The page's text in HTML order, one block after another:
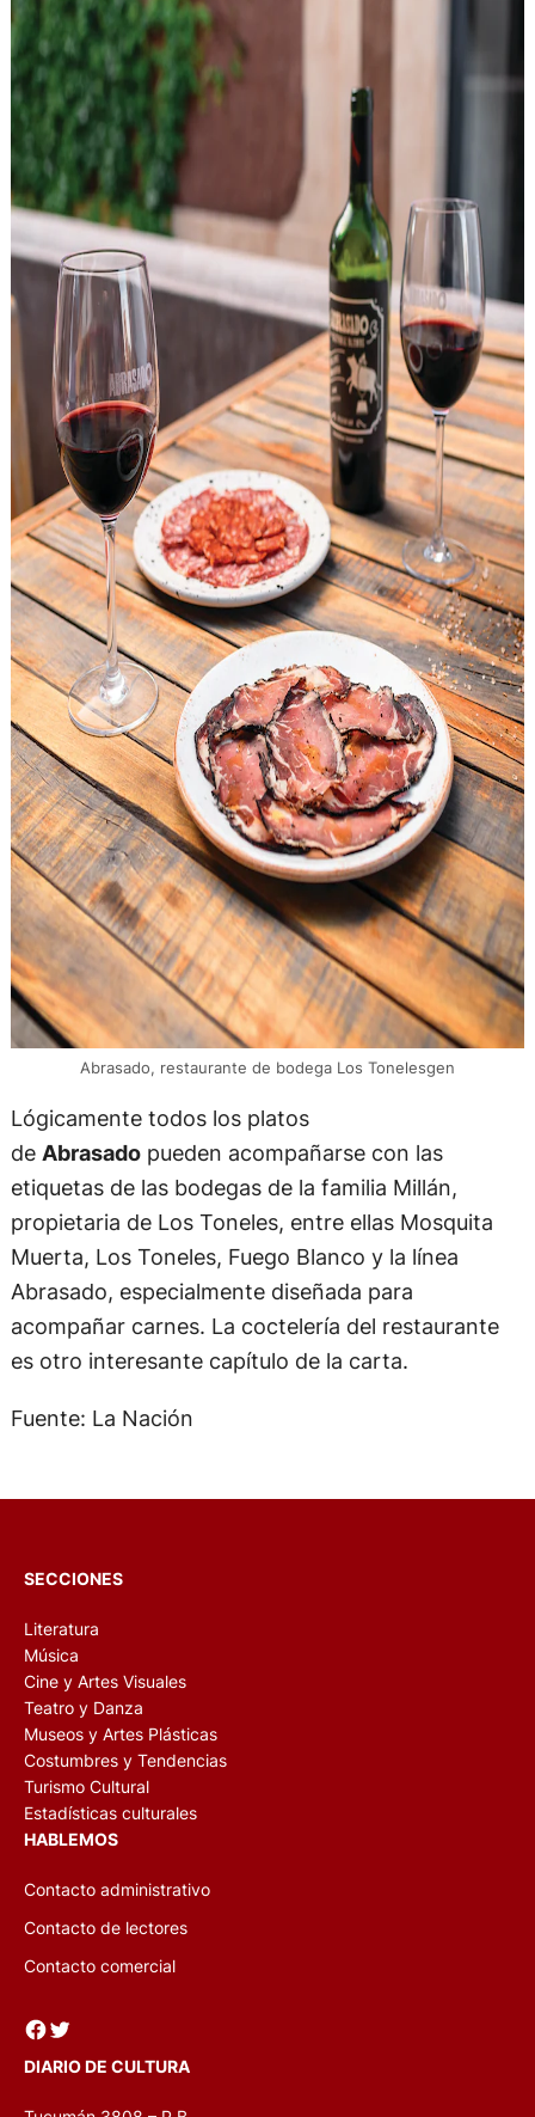
Abrasado, restaurante de bodega Los Tonelesgen
Lógicamente todos los platos
de Abrasadopueden acompañarse con las
etiquetas de las bodegas de la familia Millán,
propietaria de Los Toneles, entre ellas Mosquita
Muerta, Los Toneles, Fuego Blanco y la línea
Abrasado, especialmente diseñada para
acompañar carnes. La coctelería del restaurante
es otro interesante capítulo de la carta.
Fuente: La Nación
SECCIONES
Literatura
Música
Cine y Artes Visuales
Teatro y Danza
Museos y Artes Plásticas
Costumbres y Tendencias
Turismo Cultural
Estadísticas culturales
HABLEMOS
Contacto administrativo
Contacto de lectores
Contacto comercial
Facebook Twitter
DIARIO DE CULTURA